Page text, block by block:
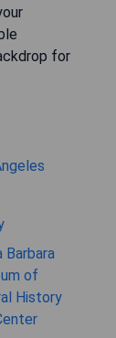
for
Barbara
of
History